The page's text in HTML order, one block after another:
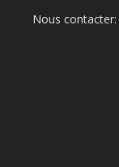
Nous contacter: